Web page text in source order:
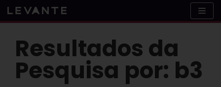
Skip
to
Resultados da
Pesquisa por: b3